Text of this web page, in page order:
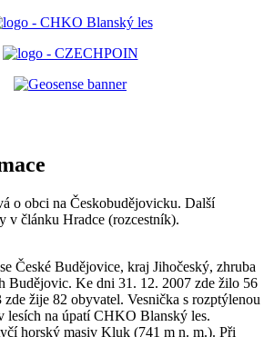
o obci na Českobudějovicku. Další
v článku Hradce (rozcestník).
České Budějovice, kraj Jihočeský, zhruba
Budějovic. Ke dni 31. 12. 2007 zde žilo 56
žije 82 obyvatel. Vesnička s rozptýlenou
lesích na úpatí CHKO Blanský les.
horský masiv Kluk (741 m n. m.). Při